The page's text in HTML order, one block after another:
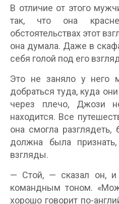
В отличие от этого
так, что она
обстоятельствах этот
она думала. Даже в
себя голой под его
Это не заняло у него
добраться туда, куда
через плечо, Джози
находится. Все
она смогла
должна была
взгляды.
— Стой, — сказал он, и
командным тоном.
хорошо говорит по-